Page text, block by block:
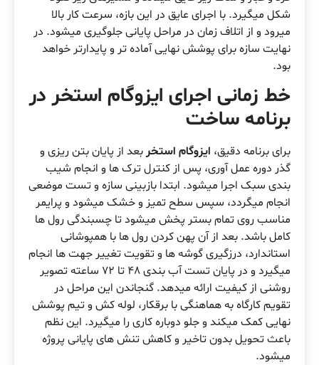
شکل میگیرد. با اجرای عایق در این بازه، سرعت کار بالا
میرود و از اتلاف زمان در مراحل پایانی جلوگیری میشود. در
نهایت سازه برای پوشش نهایی آماده تر و پایدارتر خواهد
بود.
خط زمانی اجرای ایزوگام استخر در
برنامه ساخت
برای برنامه دقیق، ایزوگام استخر بعد از پایان بتن ریزی و
گذر دوره عمل آوری، پس از کنترل ترک ها و انجام شیب
بندی سبک اجرا میشود. ابتدا بازبینی سازه و تست موضعی
انجام میگردد، سپس سطح تمیز و خشک میشود و پرایمر
مناسب روی تمام بستر پخش میشود تا چسبندگی رول ها
کامل باشد. بعد از آن پهن کردن رول ها با همپوشانی
استاندارد، درزگیری گوشه ها و تقویت تغییر جهت ها انجام
میگیرد و در پایان تست آب بندی 48 تا 72 ساعته تصویر
روشنی از کیفیت ارائه میدهد. گنجاندن این مراحل در
تقویم کارگاه به هماهنگی با برقکار، لوله کش و تیم پوشش
نهایی کمک میکند و جلو دوباره کاری را میگیرد. این نظم
باعث تحویل بدون تاخیر و کاهش تنش های پایانی پروژه
میشود.